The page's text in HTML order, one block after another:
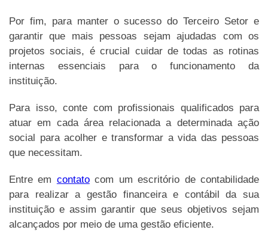
Por fim, para manter o sucesso do Terceiro Setor e
garantir que mais pessoas sejam ajudadas com os
projetos sociais, é crucial cuidar de todas as rotinas
internas essenciais para o funcionamento da
instituição.
Para isso, conte com profissionais qualificados para
atuar em cada área relacionada a determinada ação
social para acolher e transformar a vida das pessoas
que necessitam.
Entre em contatocom um escritório de contabilidade
para realizar a gestão financeira e contábil da sua
instituição e assim garantir que seus objetivos sejam
alcançados por meio de uma gestão eficiente.